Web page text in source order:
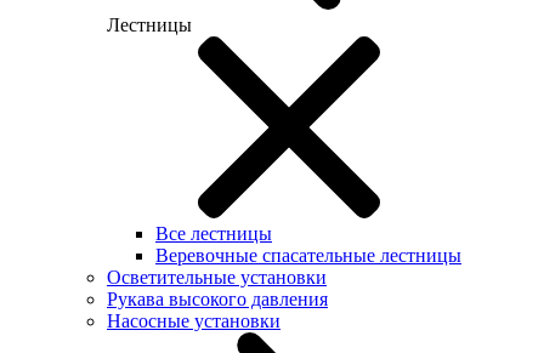
Лестницы
Все лестницы
Веревочные спасательные лестницы
Осветительные установки
Рукава высокого давления
Насосные установки